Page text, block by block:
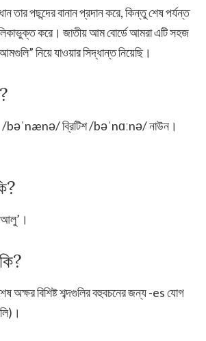
তার পছন্দের বানান প্রদান করে, কিন্তু শেষ পর্যন্ত
করে। জাতীয় আম বোর্ডে আমরা এটি সহজ
নিয়ে যাওয়ার সিদ্ধান্ত নিয়েছি।
/bəˈnænə/ ব্রিটিশ /bəˈnɑːnə/ নাউন।
অক্ষর বিশিষ্ট শব্দগুলির বহুবচনের জন্য -es যোগ